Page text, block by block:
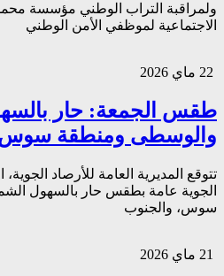
ولمراقبة التراب الوطني مؤسسة
الاجتماعية لموظفي الأمن الوطني
طقس الجمعة: حار
والوسطى ومنطقة
تتوقع المديرية العامة للأرصاد الجوية،
الجوية عامة بطقس حار بالسهول
سوس، والجنوب